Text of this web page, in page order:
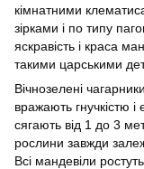
кімнатними
зірками і по типу
яскравість і краса
такими царськими
Вічнозелені
вражають гнучкістю
сягають від 1 до 3
рослини завжди
Всі мандевіли